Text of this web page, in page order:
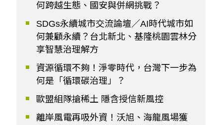
何跨越生態、國安與併網挑戰？
SDGs永續城市交流論壇／AI時代城市如
何兼顧永續？台北新北、基隆桃園雲林分
享智慧治理解方
資源循環不夠！淨零時代，台灣下一步為
何是「循環碳治理」？
歐盟組隊搶稀土 隱含授信新風控
離岸風電再吸外資！沃旭、海龍風場獲